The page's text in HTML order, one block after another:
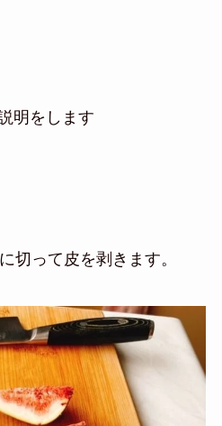
明をします
切って皮を剥きます。